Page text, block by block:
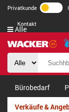
Privatkunde
Kontakt
Alle
Bürobedarf
Verkäufe &